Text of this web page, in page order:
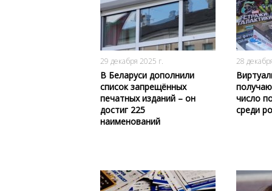
29 декабря 2025 г.
В Беларуси дополнили
список запрещённых
печатных изданий – он
достиг 225
наименований
460
0
28
число
среди